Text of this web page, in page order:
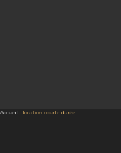
Accueil - location courte durée